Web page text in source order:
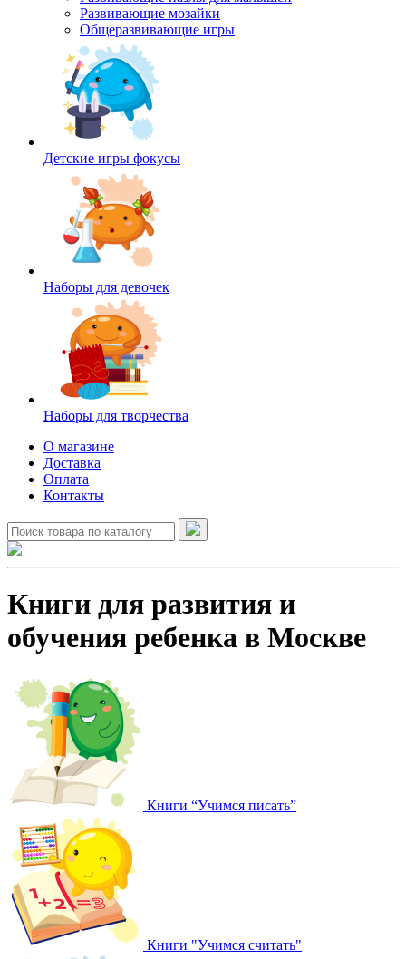
Развивающие мозайки
Общеразвивающие игры
Детские игры фокусы
Наборы для девочек
Наборы для творчества
О магазине
Доставка
Оплата
Контакты
Книги для развития и
обучения ребенка в Москве
Книги “Учимся писать”
Книги "Учимся считать"